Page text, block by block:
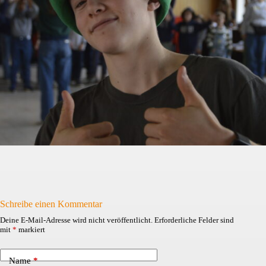
Schreibe einen Kommentar
Deine E-Mail-Adresse wird nicht veröffentlicht. Erforderliche Felder sind
mit * markiert
Name*